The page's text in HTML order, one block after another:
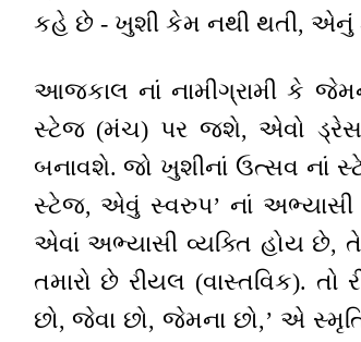
કહે છે - ખુશી કેમ નથી થતી, એનું
આજકાલ નાં નામીગ્રામી કે
સ્ટેજ (મંચ) પર જશે, એવો
બનાવશે. જો ખુશીનાં ઉત્સવ નાં
સ્ટેજ, એવું સ્વરુપ’ નાં
એવાં અભ્યાસી વ્યક્તિ હોય છે, તે
તમારો છે રીયલ (વાસ્તવિક). તો
છો, જેવા છો, જેમના છો,’ એ